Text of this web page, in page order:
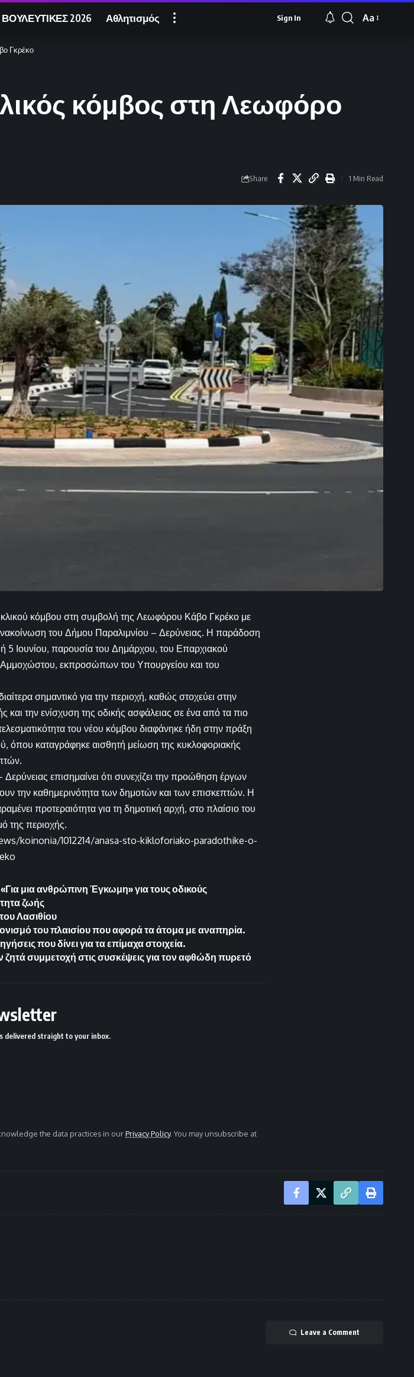
ΒΟΥΛΕΥΤΙΚΕΣ 2026 Αθλητισμός Sign In
Font
Aa
Γκρέκο
κόμβος στη Λεωφόρο
Share 1 Min Read
κόμβου στη συμβολή της Λεωφόρου Κάβο Γκρέκο με
του Δήμου Παραλιμνίου – Δερύνειας. Η παράδοση
5 Ιουνίου, παρουσία του Δημάρχου, του Επαρχιακού
εκπροσώπων του Υπουργείου και του
σημαντικό για την περιοχή, καθώς στοχεύει στην
και την ενίσχυση της οδικής ασφάλειας σε ένα από τα πιο
του νέου κόμβου διαφάνηκε ήδη στην πράξη
όπου καταγράφηκε αισθητή μείωση της κυκλοφοριακής
επισημαίνει ότι συνεχίζει την προώθηση έργων
την καθημερινότητα των δημοτών και των επισκεπτών. Η
προτεραιότητα για τη δημοτική αρχή, στο πλαίσιο του
της περιοχής.
koinonia/1012214/anasa-sto-kikloforiako-paradothike-o-
μια ανθρώπινη Έγκωμη» για τους οδικούς
ζωής
Λασιθίου
του πλαισίου που αφορά τα άτομα με αναπηρία.
που δίνει για τα επίμαχα στοιχεία.
συμμετοχή στις συσκέψεις για τον αφθώδη πυρετό
delivered straight to your inbox.
the data practices in ourPrivacy Policy. You may unsubscribe at
Leave a Comment